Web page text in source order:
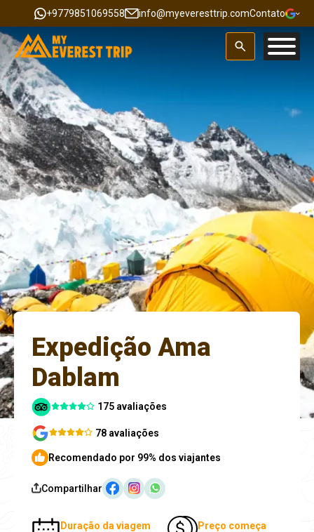
+9779851069558 info@myeveresttrip.comContato
Expedição Ama
Dablam
175 avaliações
78 avaliações
Recomendado por 99% dos viajantes
Compartilhar
Duração da viagem Preço começa